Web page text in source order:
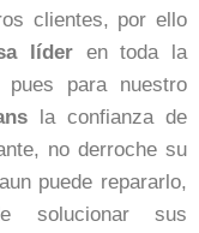
clientes, por ello
líderen toda la
pues para nuestro
la confianza de
no derroche su
puede repararlo,
solucionar sus